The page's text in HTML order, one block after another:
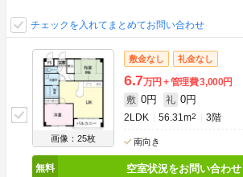
チェックを入れてまとめてお問い合わせ
画像：25枚
敷金なし 礼金なし
6.7万円 管理費3,000円
敷 0円 礼 0円
2LDK 56.31m2 3階
南向き
空室状況をお問い合わせ